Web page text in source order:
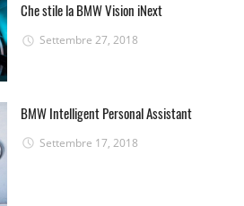
Che stile la BMW Vision iNext
Settembre 27, 2018
BMW Intelligent Personal Assistant
Settembre 17, 2018